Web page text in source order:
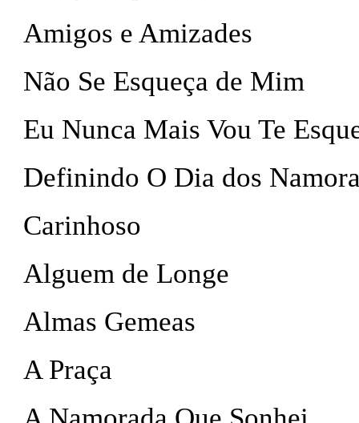
Amigos e Amizades
Não Se Esqueça de Mim
Eu Nunca Mais Vou Te
Definindo O Dia dos
Carinhoso
Alguem de Longe
Almas Gemeas
A Praça